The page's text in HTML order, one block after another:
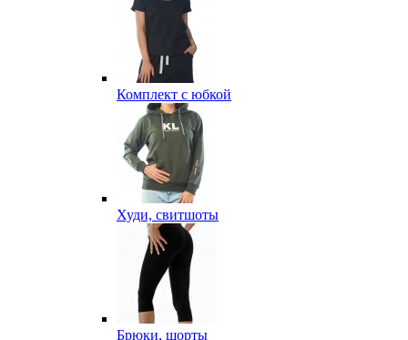
Комплект с юбкой
Худи, свитшоты
Брюки, шорты